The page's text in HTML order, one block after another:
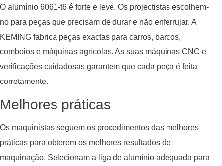
O alumínio 6061-t6 é forte e leve. Os projectistas escolhem-
no para peças que precisam de durar e não enferrujar. A
KEMING fabrica peças exactas para carros, barcos,
comboios e máquinas agrícolas. As suas máquinas CNC e
verificações cuidadosas garantem que cada peça é feita
corretamente.
Melhores práticas
Os maquinistas seguem os procedimentos das melhores
práticas para obterem os melhores resultados de
maquinação. Selecionam a liga de alumínio adequada para